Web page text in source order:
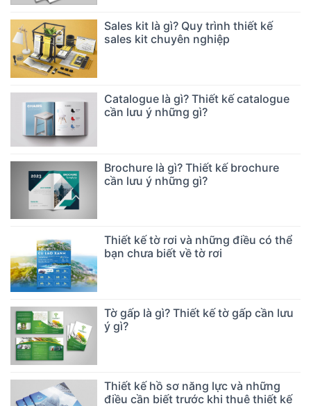
Sales kit là gì? Quy trình thiết kế
sales kit chuyên nghiệp
Catalogue là gì? Thiết kế catalogue
cần lưu ý những gì?
Brochure là gì? Thiết kế brochure
cần lưu ý những gì?
Thiết kế tờ rơi và những điều có thể
bạn chưa biết về tờ rơi
Tờ gấp là gì? Thiết kế tờ gấp cần lưu
ý gì?
Thiết kế hồ sơ năng lực và những
điều cần biết trước khi thuê thiết kế